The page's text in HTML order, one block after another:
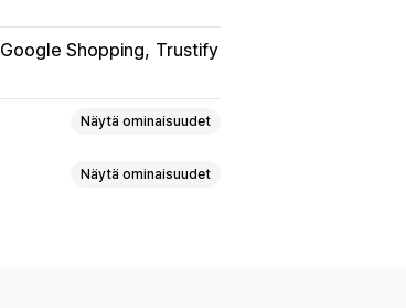
Google Shopping Trustify
Näytä ominaisuudet
Näytä ominaisuudet